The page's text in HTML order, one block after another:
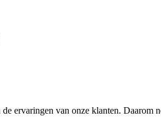
ervaringen van onze klanten.